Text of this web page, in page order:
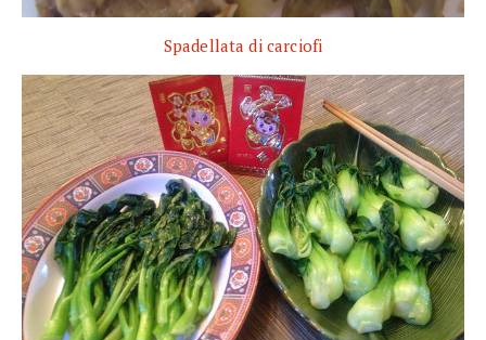
Spadellata di carciofi